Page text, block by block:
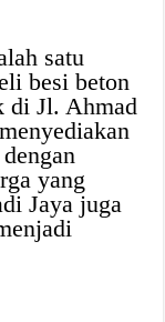
satu
besi beton
di Jl. Ahmad
yang
Jaya juga